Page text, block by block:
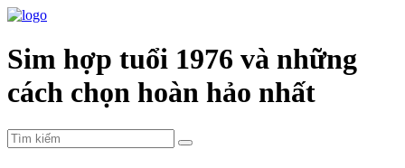
Sim hợp tuổi 1976 và những
cách chọn hoàn hảo nhất